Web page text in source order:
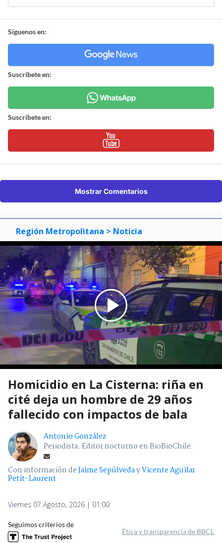
Síguenos en:
Suscríbete en:
Suscríbete en:
Mostrar Comentarios
Región Metropolitana > Noticia
Homicidio en La Cisterna: riña en
cité deja un hombre de 29 años
fallecido con impactos de bala
Antonio González
Periodista. Editor nocturno en BioBioChile.
Con información deJaime SepúlvedayVicente Aguilar
Petit-Laurent
Viernes 07 Agosto, 2026 | 01:00
Seguimos criterios de
Ética y transparencia de BBCL